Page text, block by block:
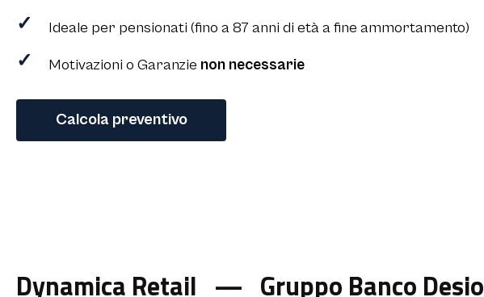
Ideale per pensionati (fino a 87 anni di età a fine ammortamento)
Motivazioni o Garanzie non necessarie
Calcola preventivo
Dynamica Retail — Gruppo Banco Desio